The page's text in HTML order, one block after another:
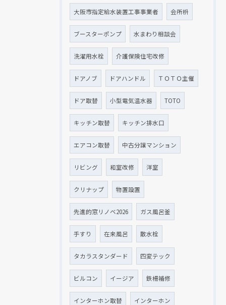
大阪市指定給水装置工事事業者 会所枡
ブースターポンプ 水まわり相談会
洗濯用水栓 介護保険住宅改修
ドアノブ ドアハンドル ＴＯＴＯ主催
ドア取替 小型電気温水器 TOTO
キッチン取替 キッチン排水口
エアコン取替 中古分譲マンション
リビング 和室改修 洋室
クリナップ 物置設置
先進的窓リノベ2026 ガス風呂釜
手すり 在来風呂 散水栓
タカラスタンダード 四変テック
ビルコン イージア 鉄柵補修
インターホン取替 インターホン